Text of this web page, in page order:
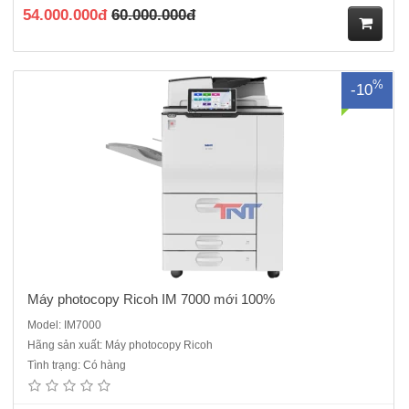
54.000.000đ 60.000.000đ
ua
-10%
Máy photocopy Ricoh IM 7000 mới 100%
Model: IM7000
Hãng sản xuất: Máy photocopy Ricoh
Tình trạng: Có hàng
kiện mới 100% ( Hàng chính hãng đầy đủ CO,CQ)Chức năng :
Photocopy- In- Scan mạngTốc độ photo/in: 80 Bản/phútBảng hoạt